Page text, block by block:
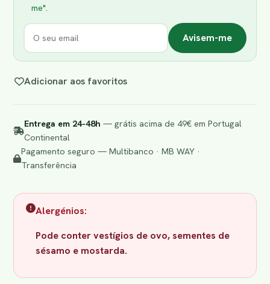
me".
Avisem-me
Adicionar aos favoritos
Entrega em 24-48h — grátis acima de 49€ em Portugal
Continental
Pagamento seguro — Multibanco · MB WAY ·
Transferência
Alergénios:
Pode conter vestígios de ovo, sementes de
sésamo e mostarda.